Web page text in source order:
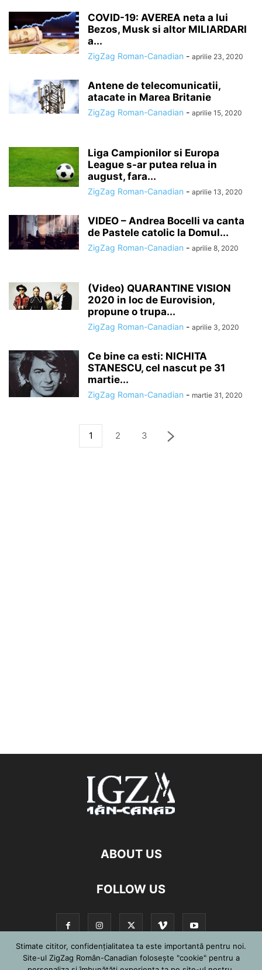
COVID-19: AVEREA neta a lui
Bezos, Musk si altor MILIARDARI
a...
ZigZag Roman-Canadian - aprilie 23, 2020
Antene de telecomunicatii,
atacate in Marea Britanie
ZigZag Roman-Canadian - aprilie 15, 2020
Liga Campionilor si Europa
League s-ar putea relua in
august, fara...
ZigZag Roman-Canadian - aprilie 13, 2020
VIDEO – Andrea Bocelli va canta
de Pastele catolic la Domul...
ZigZag Roman-Canadian - aprilie 8, 2020
(Video) QUARANTINE VISION
2020 in loc de Eurovision,
propune o trupa...
ZigZag Roman-Canadian - aprilie 3, 2020
Ce bine ca esti: NICHITA
STANESCU, cel nascut pe 31
martie...
ZigZag Roman-Canadian - martie 31, 2020
1 2 3
ABOUT US
FOLLOW US
Stimate cititor, confidențialitatea ta este importantă pentru noi.
Site-ul ZigZag Român-Canadian folosește "cookie" pentru a